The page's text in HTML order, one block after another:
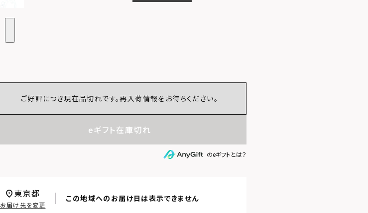
ご好評につき現在品切れです。再入荷情報をお待ちください。
eギフト在庫切れ
のeギフトとは？
この地域へのお届け日は表示できません
東京都
お届け先を変更